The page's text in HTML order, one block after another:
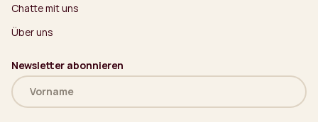
Chatte mit uns
Über uns
Newsletter abonnieren
Name
(erforderlich)